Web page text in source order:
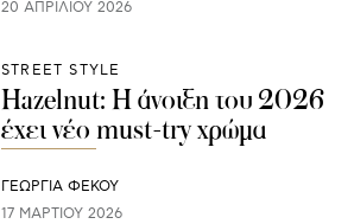
20 ΑΠΡΙΛΊΟΥ 2026
STREET STYLE
Hazelnut: Η άνοιξη του 2026
έχει νέο must-try χρώμα
ΓΕΩΡΓΙΑ ΦΕΚΟΥ
17 ΜΑΡΤΊΟΥ 2026